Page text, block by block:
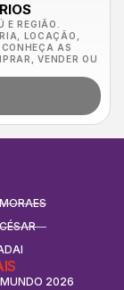
REGIÃO.
LOCAÇÃO,
AS
VENDER OU
2026